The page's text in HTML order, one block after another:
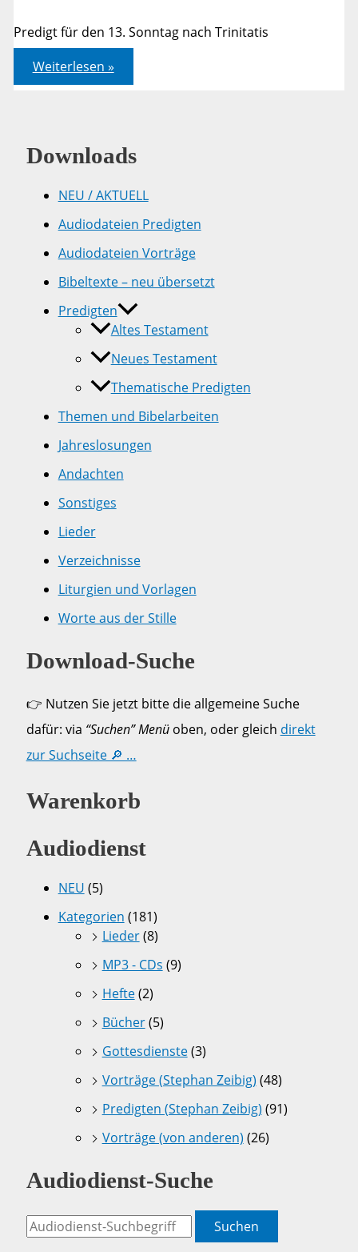
Predigt für den 13. Sonntag nach Trinitatis
Apostelgeschichte
06,1-
7
Weiterlesen »
Downloads
NEU / AKTUELL
Audiodateien Predigten
Audiodateien Vorträge
Bibeltexte – neu übersetzt
Predigten
Altes Testament
Neues Testament
Thematische Predigten
Themen und Bibelarbeiten
Jahreslosungen
Andachten
Sonstiges
Lieder
Verzeichnisse
Liturgien und Vorlagen
Worte aus der Stille
Download-Suche
👉 Nutzen Sie jetzt bitte die allgemeine Suche
dafür: via “Suchen” Menüoben, oder gleich direkt
zur Suchseite 🔎 …
Warenkorb
Audiodienst
NEU (5)
Kategorien (181)
Lieder(8)
MP3 - CDs (9)
Hefte(2)
Bücher(5)
Gottesdienste(3)
Vorträge (Stephan Zeibig) (48)
Predigten (Stephan Zeibig) (91)
Vorträge (von anderen) (26)
Audiodienst-Suche
Suchen